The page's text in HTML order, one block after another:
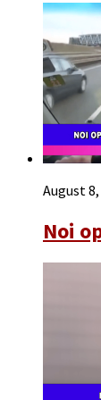
August 8,
Noi